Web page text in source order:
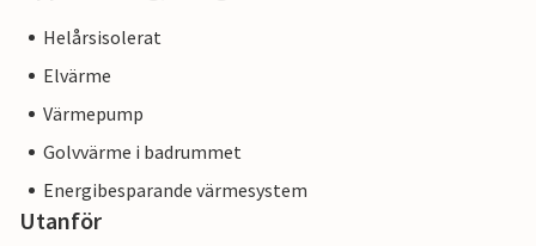
Helårsisolerat
Elvärme
Värmepump
Golvvärme i badrummet
Energibesparande värmesystem
Utanför